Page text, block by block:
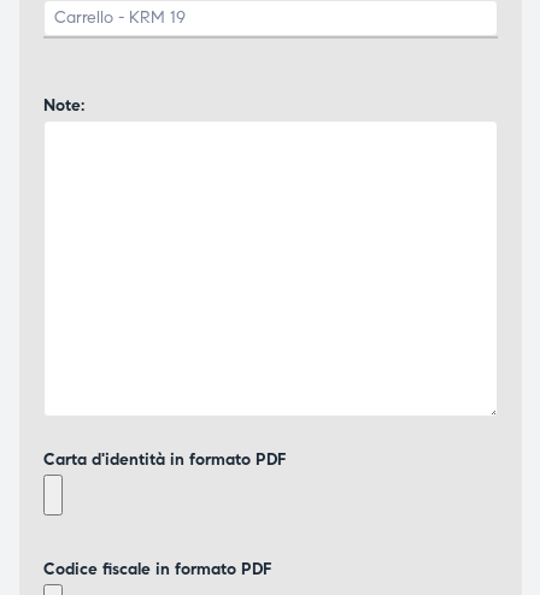
Note:
Carta d'identità in formato PDF
Codice fiscale in formato PDF